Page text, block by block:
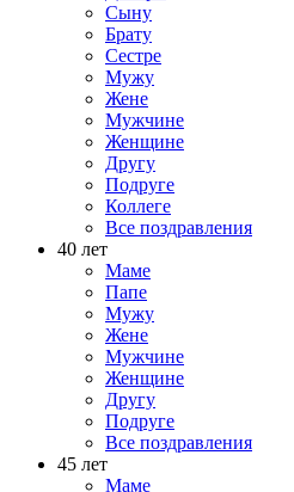
Сыну
Брату
Сестре
Мужу
Жене
Мужчине
Женщине
Другу
Подруге
Коллеге
Все поздравления
40 лет
Маме
Папе
Мужу
Жене
Мужчине
Женщине
Другу
Подруге
Все поздравления
45 лет
Маме